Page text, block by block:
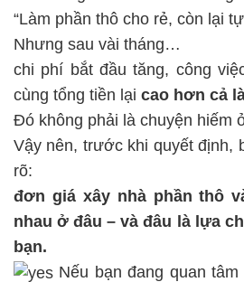
“Làm phần thô cho rẻ, còn lại
Nhưng sau vài tháng…
chi phí bắt đầu tăng, công
cùng tổng tiền lại cao hơn cả
Đó không phải là chuyện hiếm
Vậy nên, trước khi quyết định,
rõ:
đơn giá xây nhà phần thô
nhau ở đâu – và đâu là lựa
bạn.
Nếu bạn đang quan